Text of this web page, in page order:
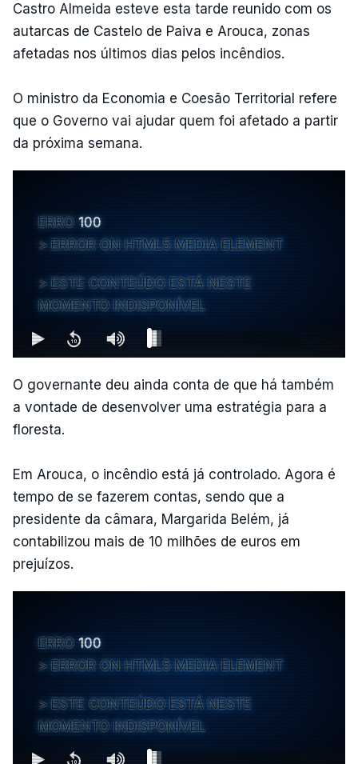
Castro Almeida esteve esta tarde reunido com os
autarcas de Castelo de Paiva e Arouca, zonas
afetadas nos últimos dias pelos incêndios.
O ministro da Economia e Coesão Territorial refere
que o Governo vai ajudar quem foi afetado a partir
da próxima semana.
ERRO 100
ERROR ON HTML5 MEDIA ELEMENT
ESTE CONTEÚDO ESTÁ NESTE
MOMENTO INDISPONÍVEL
O governante deu ainda conta de que há também
a vontade de desenvolver uma estratégia para a
floresta.
Em Arouca, o incêndio está já controlado. Agora é
tempo de se fazerem contas, sendo que a
presidente da câmara, Margarida Belém, já
contabilizou mais de 10 milhões de euros em
prejuízos.
ERRO 100
ERROR ON HTML5 MEDIA ELEMENT
ESTE CONTEÚDO ESTÁ NESTE
MOMENTO INDISPONÍVEL